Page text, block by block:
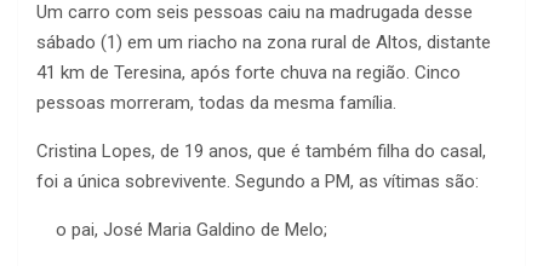
Um carro com seis pessoas caiu na madrugada desse
sábado (1) em um riacho na zona rural de Altos, distante
41 km de Teresina, após forte chuva na região. Cinco
pessoas morreram, todas da mesma família.
Cristina Lopes, de 19 anos, que é também filha do casal,
foi a única sobrevivente. Segundo a PM, as vítimas são:
o pai, José Maria Galdino de Melo;